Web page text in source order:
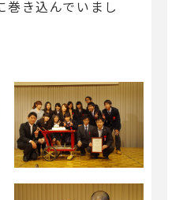
巻き込んでいまし